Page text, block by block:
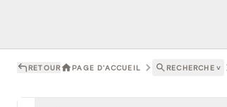
RETOUR PAGE D'ACCUEIL RECHERCHE ˅